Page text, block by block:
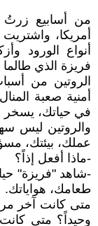
من أسابيع
أمريكا،
أنواع الورود
فريزة الذي
الروتين من
أمنية صعبة
في حياتك، يسخر
والروتين ليس
عملك، بيئتك،
-ماذا أفعل إذاً؟
-شاهد "فريزة"
طعامك، هواياتك.
متى كانت آخر
وحيداً؟ متى